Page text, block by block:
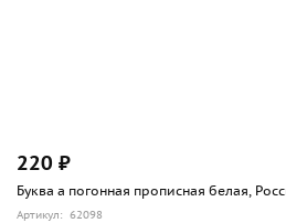
220 ₽
Буква а погонная прописная белая,
Артикул: 62098